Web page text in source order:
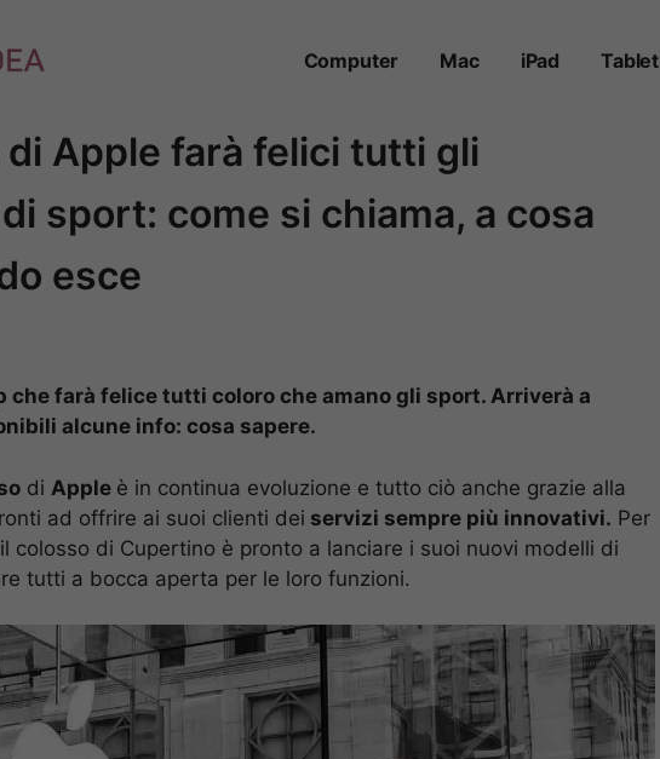
Computer Mac iPad Tablet
di Apple farà felici tutti gli
sport: come si chiama, a cosa
esce
che farà felice tutti coloro che amano gli sport. Arriverà a
alcune info: cosa sapere.
di Apple è in continua evoluzione e tutto ciò anche grazie alla
ad offrire ai suoi clienti dei servizi sempre più innovativi. Per
colosso di Cupertino è pronto a lanciare i suoi nuovi modelli di
tutti a bocca aperta per le loro funzioni.